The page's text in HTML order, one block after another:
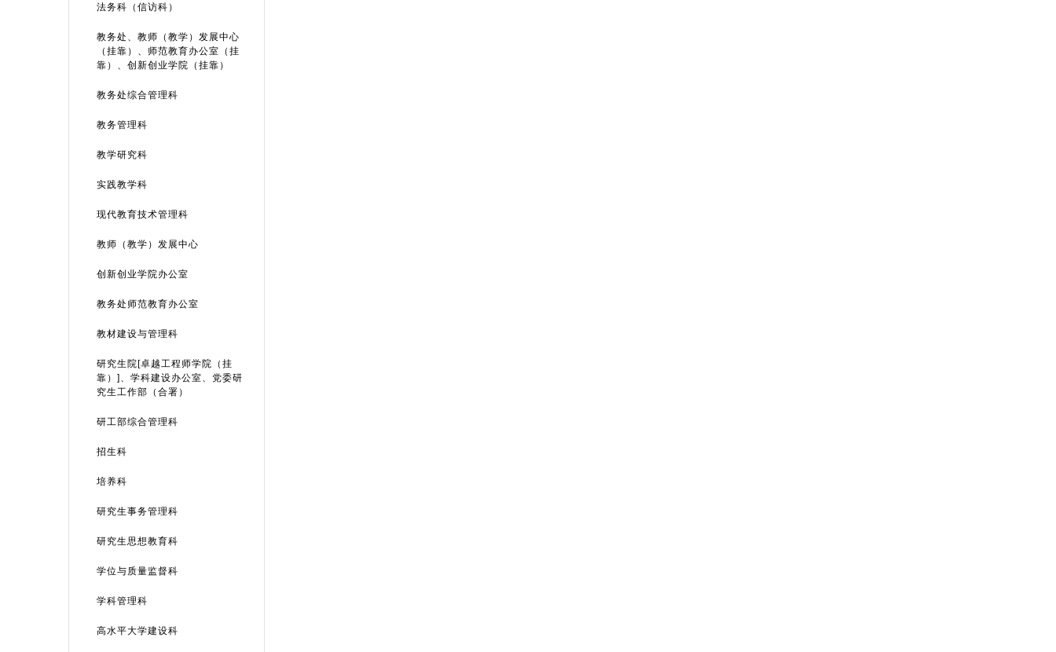
法务科（信访科）
教务处、教师（教学）发展中心
（挂靠）、师范教育办公室（挂
靠）、创新创业学院（挂靠）
教务处综合管理科
教务管理科
教学研究科
实践教学科
现代教育技术管理科
教师（教学）发展中心
创新创业学院办公室
教务处师范教育办公室
教材建设与管理科
研究生院[卓越工程师学院（挂
靠）]、学科建设办公室、党委研
究生工作部（合署）
研工部综合管理科
招生科
培养科
研究生事务管理科
研究生思想教育科
学位与质量监督科
学科管理科
高水平大学建设科